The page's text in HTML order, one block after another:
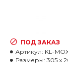
ПОД ЗАКАЗ
Артикул: KL-
Размеры: 305 x